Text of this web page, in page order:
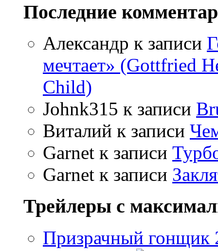
Последние
Александр к записи
мечтает» (Gottfried
Child)
Johnk315 к записи
Виталий к записи
Garnet к записи
Garnet к записи
Трейлеры с
Призрачный гонщик